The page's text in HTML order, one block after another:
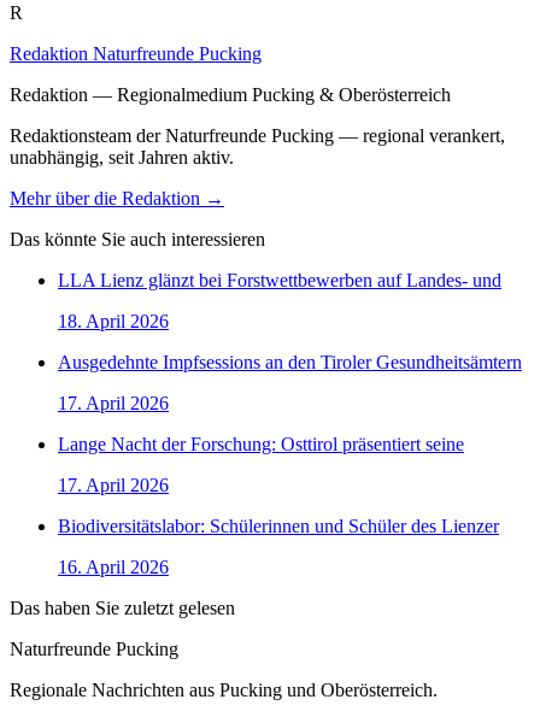
R
Redaktion Naturfreunde Pucking
Redaktion — Regionalmedium Pucking & Oberösterreich
Redaktionsteam der Naturfreunde Pucking — regional verankert,
unabhängig, seit Jahren aktiv.
Mehr über die Redaktion →
Das könnte Sie auch interessieren
LLA Lienz glänzt bei Forstwettbewerben auf Landes- und
18. April 2026
Ausgedehnte Impfsessions an den Tiroler Gesundheitsämtern
17. April 2026
Lange Nacht der Forschung: Osttirol präsentiert seine
17. April 2026
Biodiversitätslabor: Schülerinnen und Schüler des Lienzer
16. April 2026
Das haben Sie zuletzt gelesen
Naturfreunde Pucking
Regionale Nachrichten aus Pucking und Oberösterreich.